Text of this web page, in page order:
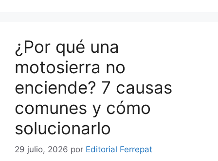
¿Por qué una
motosierra no
enciende? 7 causas
comunes y cómo
solucionarlo
29 julio, 2026 por Editorial Ferrepat